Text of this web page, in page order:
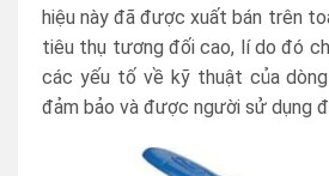
hiệu này đã được xuất bán trên
tiêu thụ tương đối cao, lí do đó
các yếu tố về kỹ thuật của
đảm bảo và được người sử dụng